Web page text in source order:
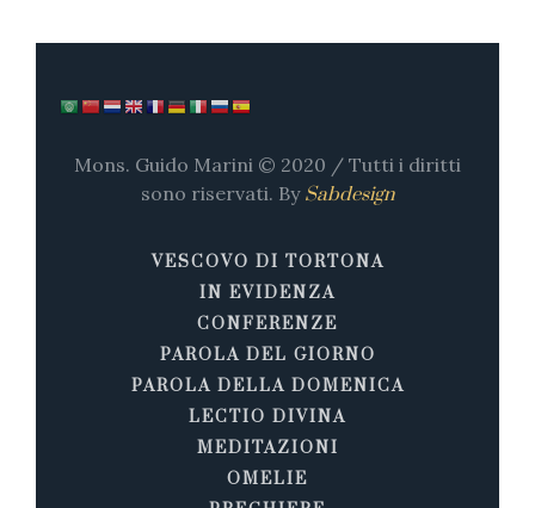
Mons. Guido Marini © 2020 / Tutti i diritti
sono riservati. By Sabdesign
VESCOVO DI TORTONA
IN EVIDENZA
CONFERENZE
PAROLA DEL GIORNO
PAROLA DELLA DOMENICA
LECTIO DIVINA
MEDITAZIONI
OMELIE